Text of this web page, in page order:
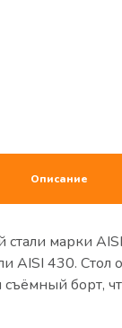
Описание
марки
430. Стол
борт,